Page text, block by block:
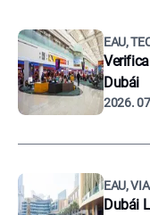
EAU,
Dubái
2026.
EAU,
Dubái